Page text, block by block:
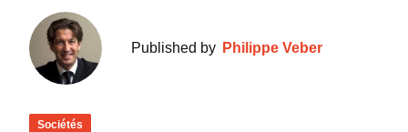
Published by Philippe Veber
Sociétés